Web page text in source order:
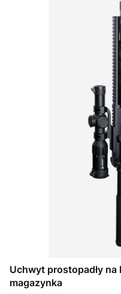
Uchwyt prostopadły na
magazynka